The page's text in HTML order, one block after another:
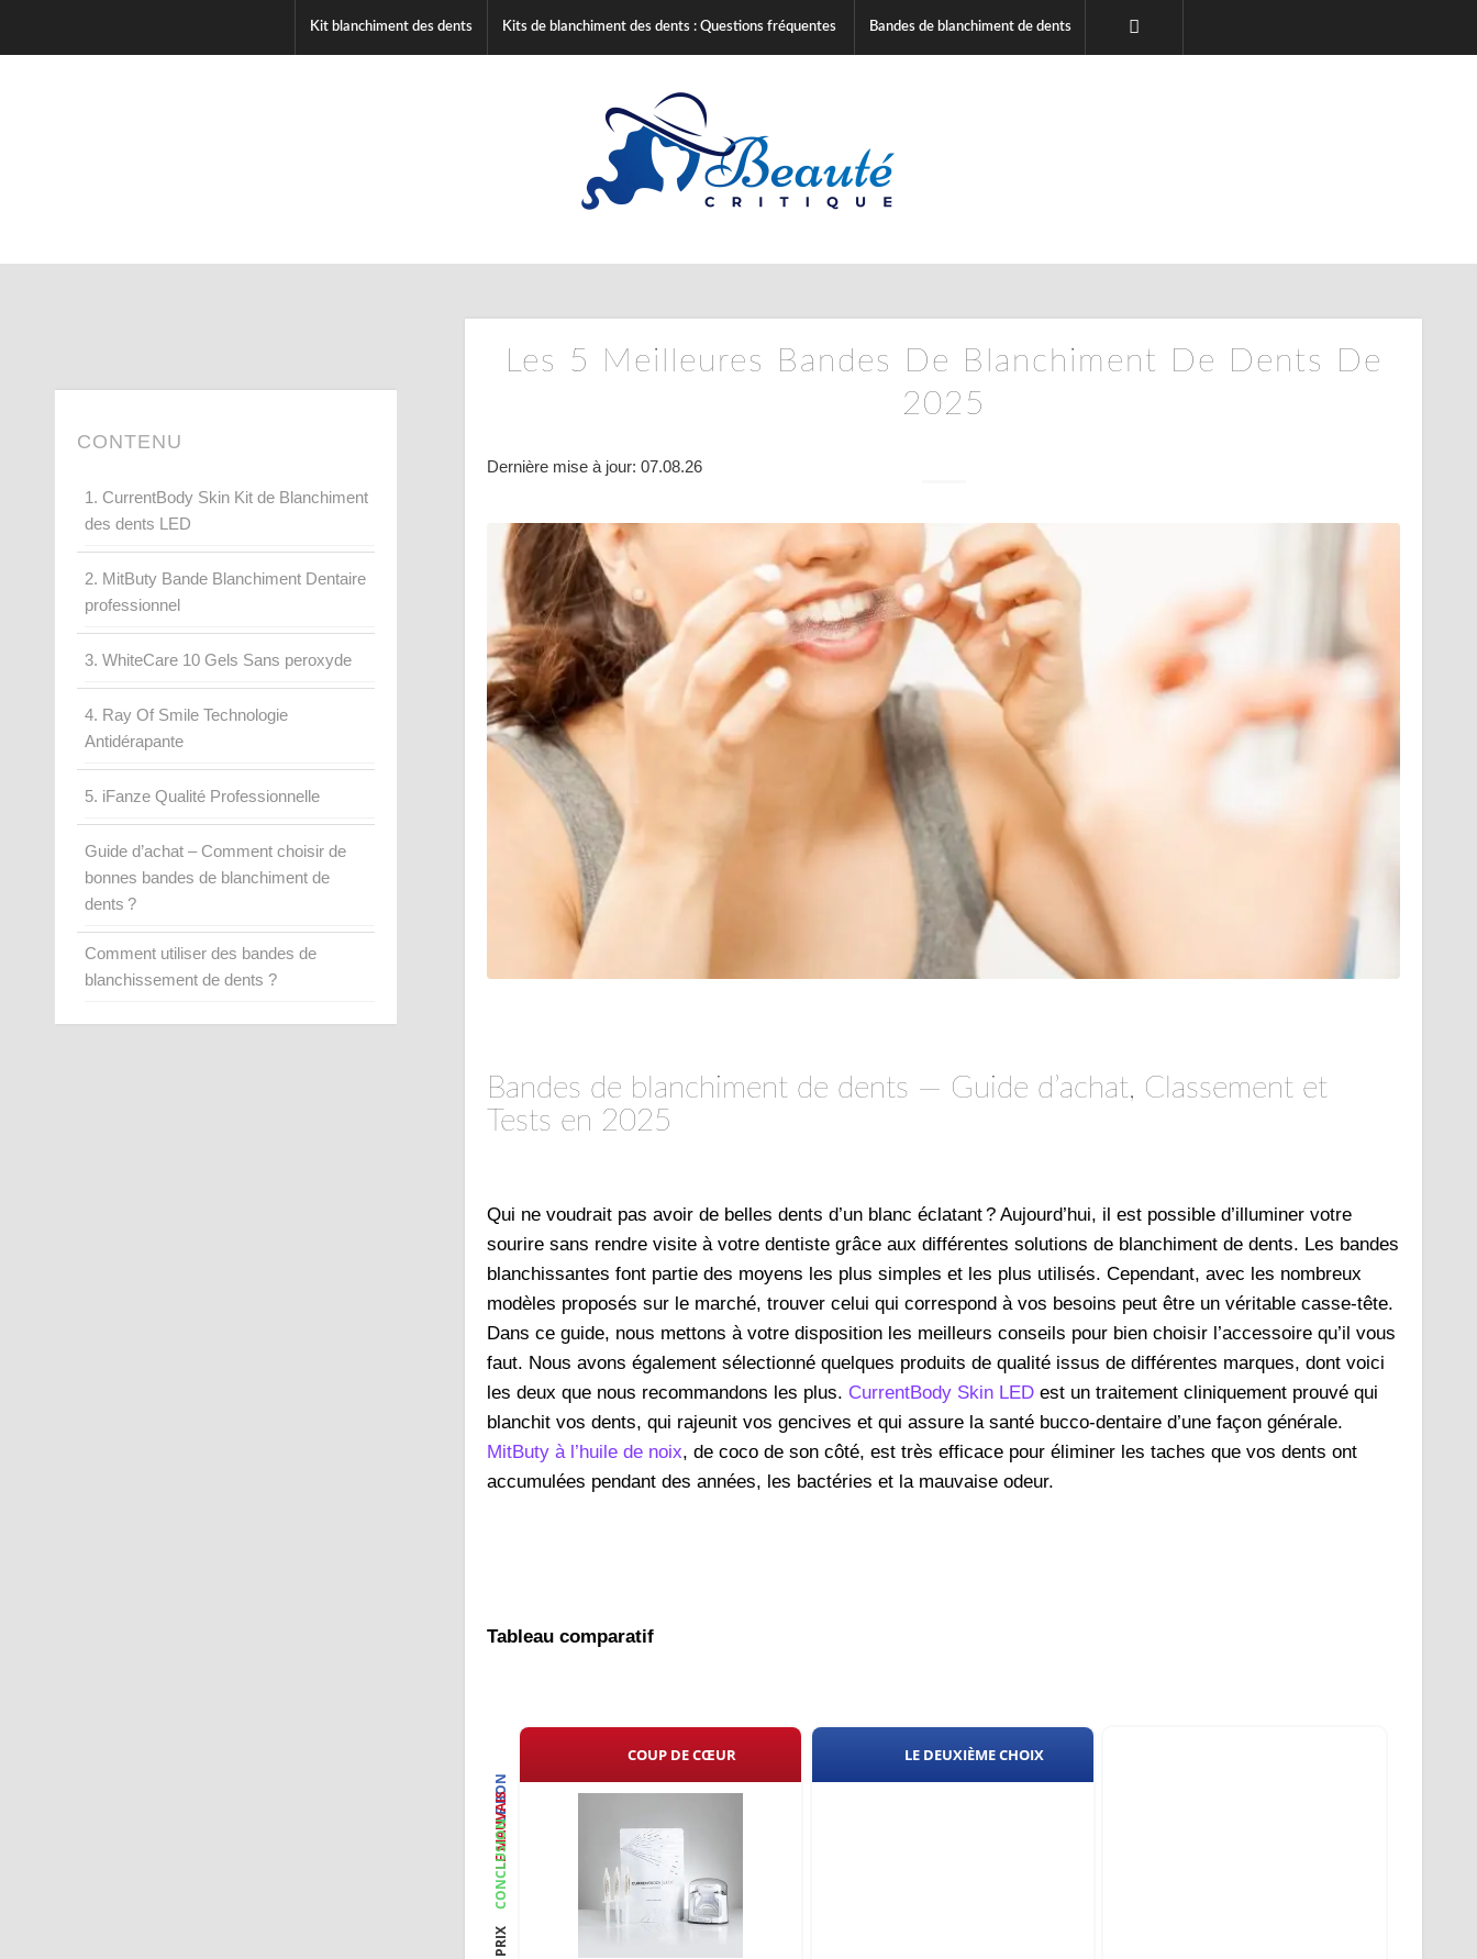
Kit blanchiment des dents Kits de blanchiment des dents : Questions fréquentes Bandes de blanchiment de dents
CONTENU
1. CurrentBody Skin Kit de Blanchiment
des dents LED
2. MitButy Bande Blanchiment Dentaire
professionnel
3. WhiteCare 10 Gels Sans peroxyde
4. Ray Of Smile Technologie
Antidérapante
5. iFanze Qualité Professionnelle
Guide d’achat – Comment choisir de
bonnes bandes de blanchiment de
dents ?
Comment utiliser des bandes de
blanchissement de dents ?
Les 5 Meilleures Bandes De Blanchiment De Dents De
2025
Dernière mise à jour: 07.08.26
Bandes de blanchiment de dents — Guide d’achat, Classement et
Tests en 2025
Qui ne voudrait pas avoir de belles dents d’un blanc éclatant ? Aujourd’hui, il est possible d’illuminer votre
sourire sans rendre visite à votre dentiste grâce aux différentes solutions de blanchiment de dents. Les bandes
blanchissantes font partie des moyens les plus simples et les plus utilisés. Cependant, avec les nombreux
modèles proposés sur le marché, trouver celui qui correspond à vos besoins peut être un véritable casse-tête.
Dans ce guide, nous mettons à votre disposition les meilleurs conseils pour bien choisir l’accessoire qu’il vous
faut. Nous avons également sélectionné quelques produits de qualité issus de différentes marques,dont voici
les deux que nous recommandons les plus. CurrentBody Skin LED est un traitement cliniquement prouvé qui
blanchit vos dents, qui rajeunit vos gencives et qui assure la santé bucco-dentaire d’une façon générale.
MitButy à l’huile de noix, de coco de son côté, est très efficace pour éliminer les taches que vos dents ont
accumulées pendant des années, les bactéries et la mauvaise odeur.
Tableau comparatif
LE BON
LE MAUVAIS
CONCLUSION
PRIX
COUP DE CŒUR LE DEUXIÈME CHOIX